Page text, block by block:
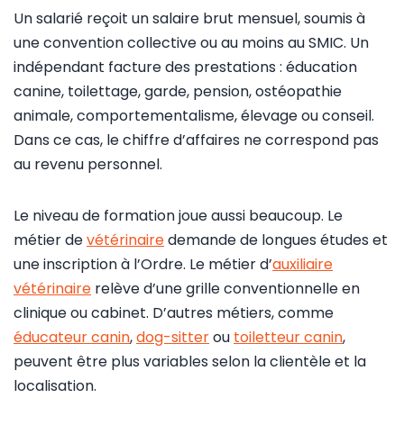
Un salarié reçoit un salaire brut mensuel, soumis à
une convention collective ou au moins au SMIC. Un
indépendant facture des prestations : éducation
canine, toilettage, garde, pension, ostéopathie
animale, comportementalisme, élevage ou conseil.
Dans ce cas, le chiffre d’affaires ne correspond pas
au revenu personnel.
Le niveau de formation joue aussi beaucoup. Le
métier devétérinairedemande de longues études et
une inscription à l’Ordre. Le métier d’auxiliaire
vétérinaire relève d’une grille conventionnelle en
clinique ou cabinet. D’autres métiers, comme
éducateur canin,dog-sitterou toiletteur canin,
peuvent être plus variables selon la clientèle et la
localisation.